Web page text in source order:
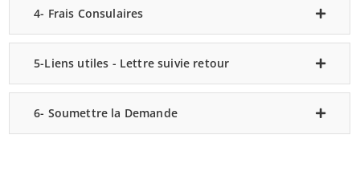
4- Frais Consulaires
5-Liens utiles - Lettre suivie retour
6- Soumettre la Demande